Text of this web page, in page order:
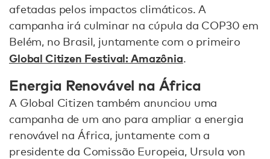
afetadas pelos impactos climáticos. A
campanha irá culminar na cúpula da COP30 em
Belém, no Brasil, juntamente com o primeiro
Global Citizen Festival: Amazônia.
Energia Renovável na África
A Global Citizen também anunciou uma
campanha de um ano para ampliar a energia
renovável na África, juntamente com a
presidente da Comissão Europeia, Ursula von